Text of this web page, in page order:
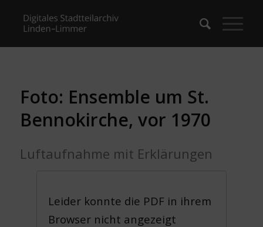
Foto: Ensemble um St.
Bennokirche, vor 1970
Luftaufnahme mit Erklärungen
Leider konnte die PDF in ihrem
Browser nicht angezeigt